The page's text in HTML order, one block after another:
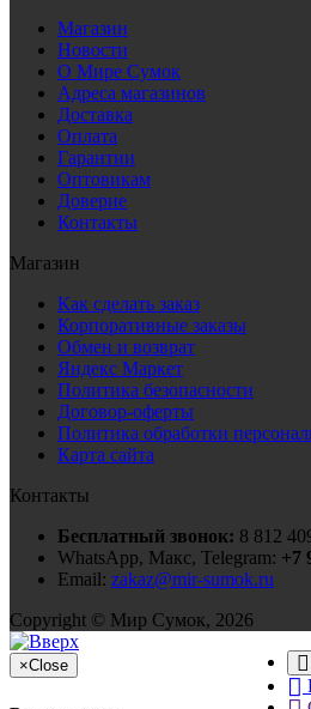
Магазин
Новости
О Мире Сумок
Адреса магазинов
Доставка
Оплата
Гарантии
Оптовикам
Доверие
Контакты
Магазин
Как сделать заказ
Корпоративные заказы
Обмен и возврат
Яндекс Маркет
Политика безопасности
Договор-оферты
Политика обработки
Карта сайта
Контакты
Бесплатный звонок: 8 812
WhatsApp, Макс, Telegram: +7
Email: zakaz@mir-sumok.ru
Copyright © Мир Сумок, 2026
×Close